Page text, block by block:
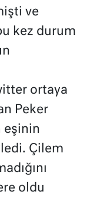
ve
kez durum
ortaya
Peker
eşinin
Çilem
oldu